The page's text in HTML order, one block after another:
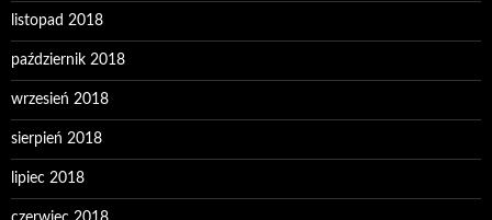
listopad 2018
październik 2018
wrzesień 2018
sierpień 2018
lipiec 2018